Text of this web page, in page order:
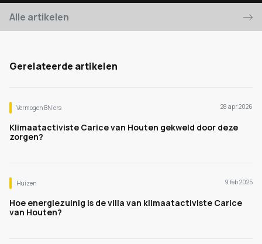
Alle artikelen
Gerelateerde artikelen
Vermogen BN’ers 28 apr 2026
Klimaatactiviste Carice van Houten gekweld door deze
zorgen?
Huizen 9 feb 2025
Hoe energiezuinig is de villa van klimaatactiviste Carice
van Houten?